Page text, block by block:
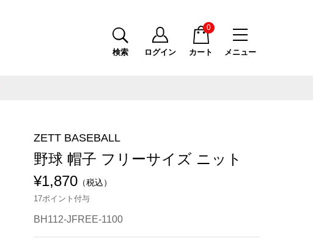
メニュー
検索 ログイン カート
0
ZETT BASEBALL
野球 帽子 フリーサイズ ニット
¥1,870 （税込）
17ポイント付与
BH112-JFREE-1100